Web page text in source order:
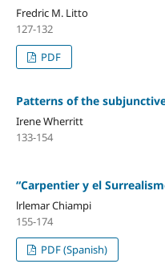
Fredric M. Litto
127-132
PDF
Patterns of the
Irene Wherritt
133-154
“Carpentier y el
lrlemar Chiampi
155-174
PDF (Spanish)